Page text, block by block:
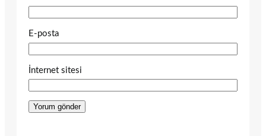
E-posta
İnternet sitesi